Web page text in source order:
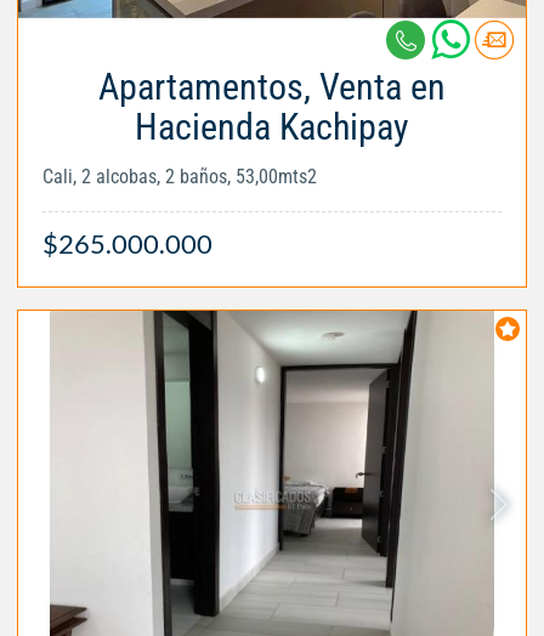
Apartamentos, Venta en
Hacienda Kachipay
Cali, 2 alcobas, 2 baños, 53,00mts2
$265.000.000